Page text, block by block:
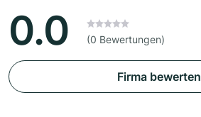
0.0 (0 Bewertungen)
Firma bewerten